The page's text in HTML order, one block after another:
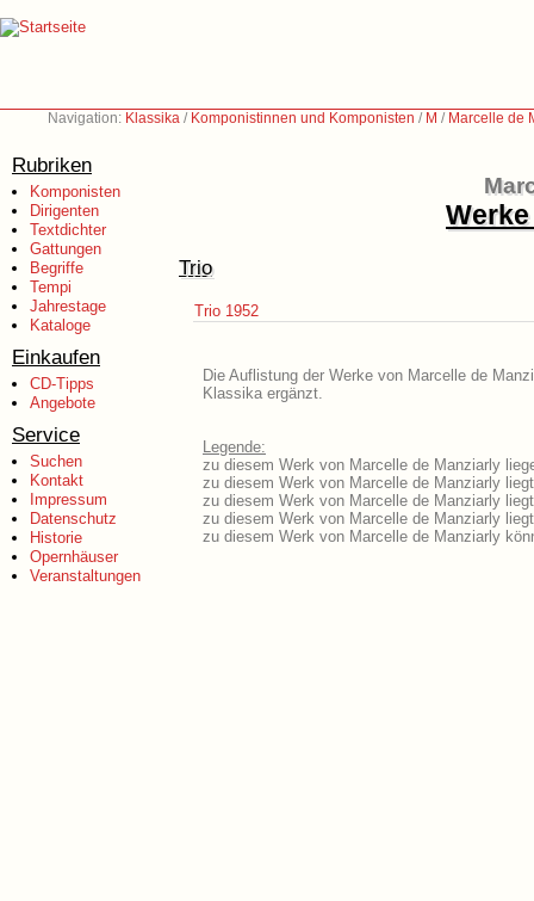
Navigation: Klassika / Komponistinnen und Komponisten / M / Marcelle de
Rubriken
Komponisten
Dirigenten
Textdichter
Gattungen
Begriffe
Tempi
Jahrestage
Kataloge
Einkaufen
CD-Tipps
Angebote
Service
Suchen
Kontakt
Impressum
Datenschutz
Historie
Opernhäuser
Veranstaltungen
Trio
Trio 1952
Die Auflistung der Werke von Marcelle de
Klassika ergänzt.
Legende:
zu diesem Werk von Marcelle de Manziarly
zu diesem Werk von Marcelle de Manziarly
zu diesem Werk von Marcelle de Manziarly
zu diesem Werk von Marcelle de Manziarly
zu diesem Werk von Marcelle de Manziarly